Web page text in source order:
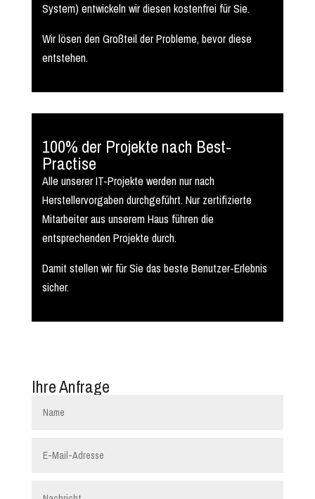
System) entwickeln wir diesen kostenfrei für Sie.
Wir lösen den Großteil der Probleme, bevor diese
entstehen.
100% der Projekte nach Best-
Practise
Alle unserer IT-Projekte werden nur nach
Herstellervorgaben durchgeführt. Nur zertifizierte
Mitarbeiter aus unserem Haus führen die
entsprechenden Projekte durch.
Damit stellen wir für Sie das beste Benutzer-Erlebnis
sicher.
Ihre Anfrage